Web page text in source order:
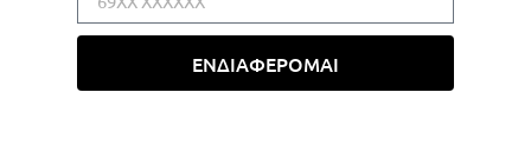
ΕΝΔΙΑΦΕΡΟΜΑΙ